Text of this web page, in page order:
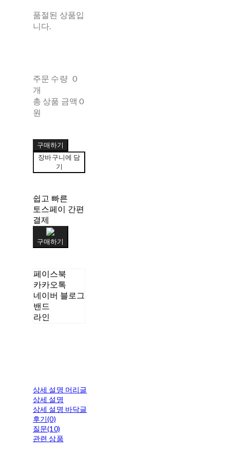
품절된 상품입
니다.
주문 수량 0
개
총 상품 금액 0
원
구매하기
장바구니에 담
기
쉽고 빠른
토스페이 간편
결제
구매하기
페이스북
카카오톡
네이버 블로그
밴드
라인
상세 설명 머리글
상세 설명
상세 설명 바닥글
후기(0)
질문(10)
관련 상품